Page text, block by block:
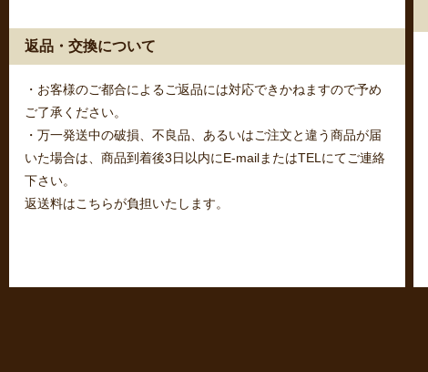
返品・交換について
・お客様のご都合によるご返品には対応できかねますので予め
ご了承ください。
・万一発送中の破損、不良品、あるいはご注文と違う商品が届
いた場合は、商品到着後3日以内にE-mailまたはTELにてご連絡
下さい。
返送料はこちらが負担いたします。